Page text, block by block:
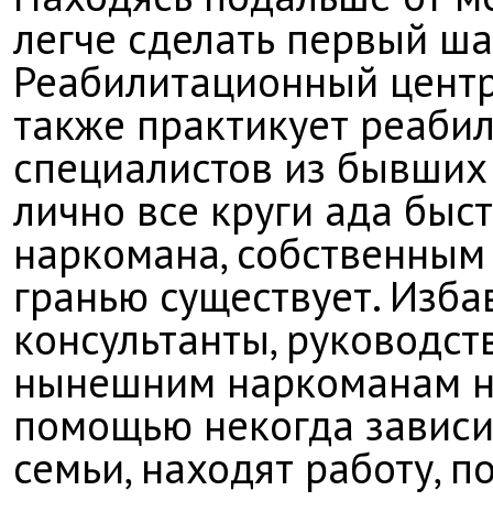
легче сделать первый
Реабилитационный
также практикует
специалистов из
лично все круги ада
наркомана,
гранью существует.
консультанты,
нынешним наркоманам
помощью некогда
семьи, находят работу,